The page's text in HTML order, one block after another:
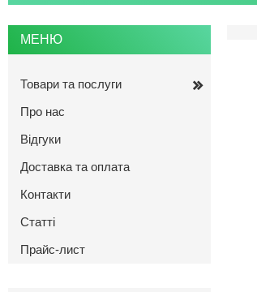
Товари та послуги
Про нас
Відгуки
Доставка та оплата
Контакти
Статті
Прайс-лист